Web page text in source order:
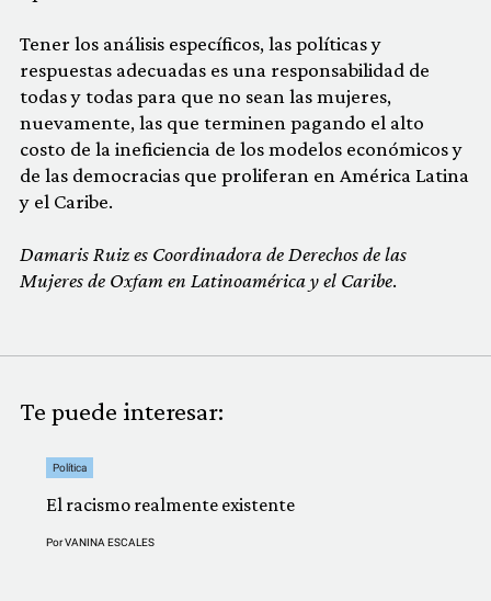
Tener los análisis específicos, las políticas y
respuestas adecuadas es una responsabilidad de
todas y todas para que no sean las mujeres,
nuevamente, las que terminen pagando el alto
costo de la ineficiencia de los modelos económicos y
de las democracias que proliferan en América Latina
y el Caribe.
Damaris Ruiz es Coordinadora de Derechos de las
Mujeres de Oxfam en Latinoamérica y el Caribe.
Te puede interesar:
Política
El racismo realmente existente
PorVANINA ESCALES